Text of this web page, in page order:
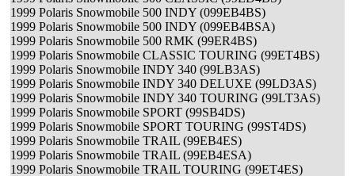
1999 Polaris Snowmobile 500 INDY (099EB4BS)
1999 Polaris Snowmobile 500 INDY (099EB4BSA)
1999 Polaris Snowmobile 500 RMK (99ER4BS)
1999 Polaris Snowmobile CLASSIC TOURING (99ET4BS)
1999 Polaris Snowmobile INDY 340 (99LB3AS)
1999 Polaris Snowmobile INDY 340 DELUXE (99LD3AS)
1999 Polaris Snowmobile INDY 340 TOURING (99LT3AS)
1999 Polaris Snowmobile SPORT (99SB4DS)
1999 Polaris Snowmobile SPORT TOURING (99ST4DS)
1999 Polaris Snowmobile TRAIL (99EB4ES)
1999 Polaris Snowmobile TRAIL (99EB4ESA)
1999 Polaris Snowmobile TRAIL TOURING (99ET4ES)